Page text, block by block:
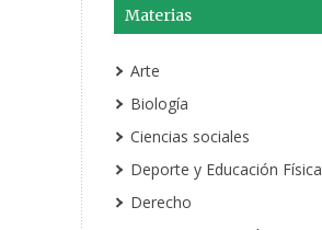
Materias
Arte
Biología
Ciencias sociales
Deporte y Educación Física
Derecho